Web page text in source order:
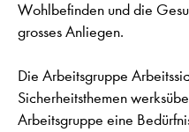
Wohlbefinden und die
grosses Anliegen.
Die Arbeitsgruppe
Sicherheitsthemen
Arbeitsgruppe eine